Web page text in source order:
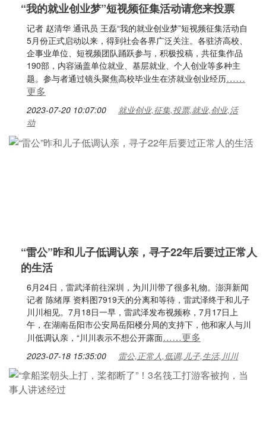
“我的就业创业梦”短视频征集活动请您来投票
记者 赵清华 通讯员 王磊“我的就业创业梦”短视频征集活动自
5月份正式启动以来，得到社会各界广泛关注。各驻济高校、
企事业单位、短视频团队踊跃参与，积极投稿，共征集作品
190部，内容涵盖单位就业、基层就业、个人创业等多种主
题。参与者通过镜头聚焦高校毕业生在济就业创业经历……
更多
2023-07-20 10:07:00
就业创业,征集,投票,就业,创业,活
动
“雷公”昨和儿子低调认亲，寻子22年后要过正常人
的生活
6月24日，雷武泽前往深圳，为川川带了很多礼物。澎湃新闻
记者 陈绪厚 资料图7919天的分离和等待，雷武泽终于和儿子
川川相见。7月18日一早，雷武泽发布视频称，7月17日上
午，在湖南岳阳市公安局岳阳楼分局的支持下，他和家人与川
川低调认亲，“川川表示不想公开露面……更多
2023-07-18 15:35:00 雷公,正常人,低调,儿子,生活,川川